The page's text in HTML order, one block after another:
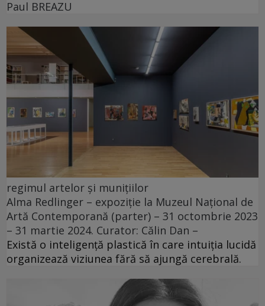
Paul BREAZU
regimul artelor și munițiilor
Alma Redlinger – expoziție la Muzeul Național de
Artă Contemporană (parter) – 31 octombrie 2023
– 31 martie 2024. Curator: Călin Dan –
Există o inteligență plastică în care intuiția lucidă
organizează viziunea fără să ajungă cerebrală.